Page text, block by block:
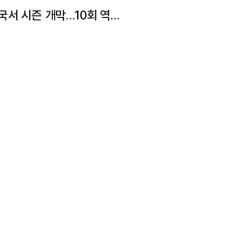
회 역사를 이어갈 챔피언은 누가 될까